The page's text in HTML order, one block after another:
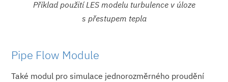
Příklad použití LES modelu turbulence v úloze
s přestupem tepla
Pipe Flow Module
Také modul pro simulace jednorozměrného proudění